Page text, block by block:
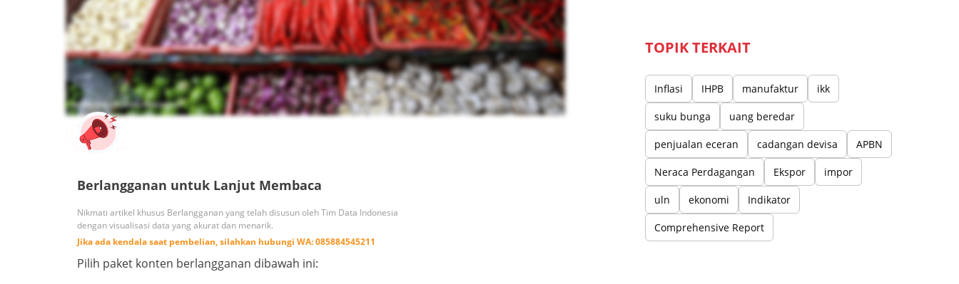
Berlangganan untuk Lanjut Membaca
Nikmati artikel khusus Berlangganan yang telah disusun oleh Tim Data Indonesia
dengan visualisasi data yang akurat dan menarik.
Jika ada kendala saat pembelian, silahkan hubungi WA:085884545211
Pilih paket konten berlangganan dibawah ini:
TOPIK TERKAIT
Inflasi IHPB manufaktur ikk
suku bunga uang beredar
penjualan eceran cadangan devisa APBN
Neraca Perdagangan Ekspor impor
uln ekonomi Indikator
Comprehensive Report